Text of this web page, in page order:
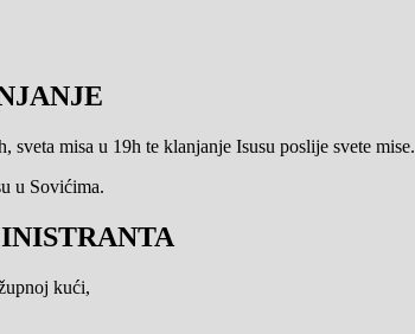
misa u 19h te klanjanje Isusu poslije svete mise.
u Sovićima.
kući,